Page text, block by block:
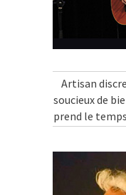
Artisan
soucieux de
prend le